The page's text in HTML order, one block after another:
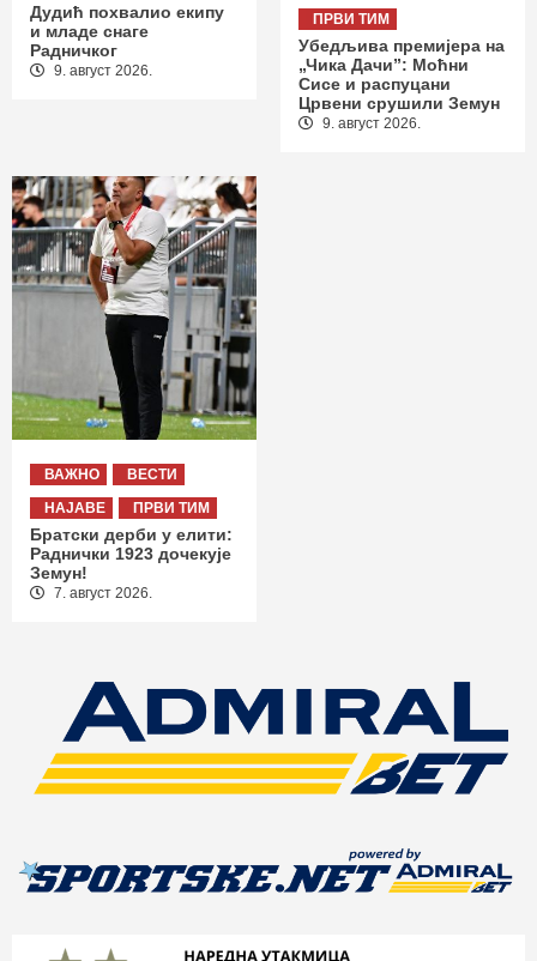
Дудић похвалио екипу
и младе снаге
Радничког
9. август 2026.
ПРВИ ТИМ
Убедљива премијера на
„Чика Дачи”: Моћни
Сисе и распуцани
Црвени срушили Земун
9. август 2026.
ВАЖНО
ВЕСТИ
НАЈАВЕ
ПРВИ ТИМ
Братски дерби у елити:
Раднички 1923 дочекује
Земун!
7. август 2026.